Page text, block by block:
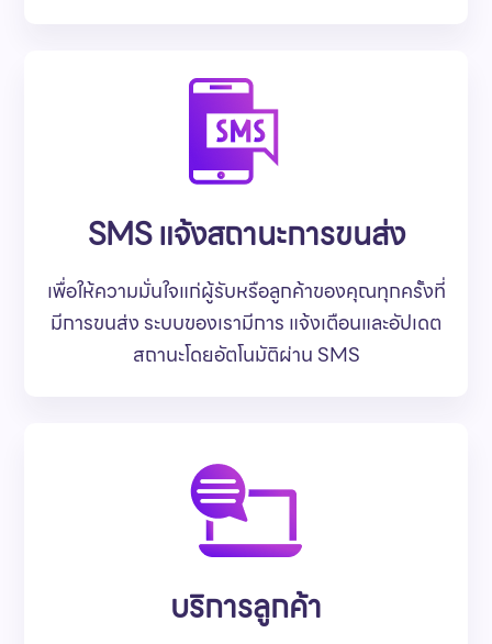
SMS แจ้งสถานะการขนส่ง
เพื่อให้ความมั่นใจแก่ผู้รับหรือลูกค้าของคุณทุกครั้งที่
มีการขนส่ง ระบบของเรามีการ แจ้งเตือนและอัปเดต
สถานะโดยอัตโนมัติผ่าน SMS
บริการลูกค้า